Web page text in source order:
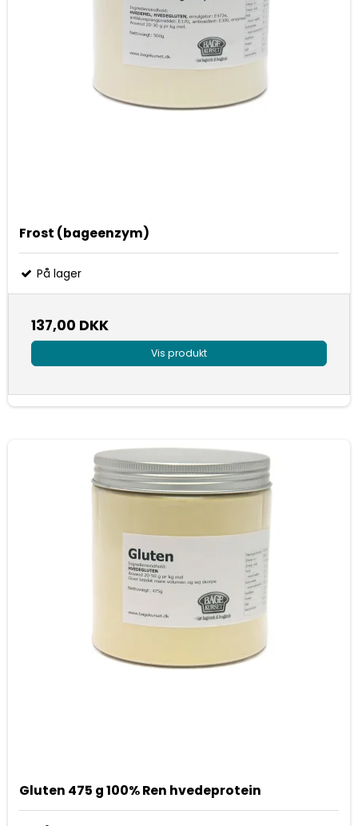
Frost (bageenzym)
På lager
137,00 DKK
Vis produkt
Gluten 475 g 100% Ren hvedeprotein